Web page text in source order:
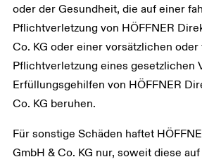
oder der Gesundheit, die auf einer
Pflichtverletzung von HÖFFNER
Co. KG oder einer vorsätzlichen oder
Pflichtverletzung eines gesetzlichen
Erfüllungsgehilfen von HÖFFNER
Co. KG beruhen.
Für sonstige Schäden haftet
GmbH & Co. KG nur, soweit diese